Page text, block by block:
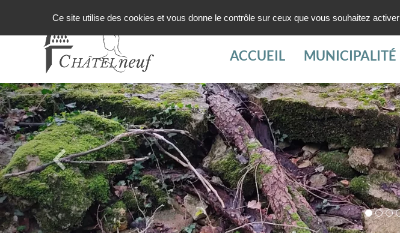
ACCUEIL MUNICIPALITÉ
Ce site utilise des cookies et vous donne le contrôle sur ceux que vous souhaitez activer